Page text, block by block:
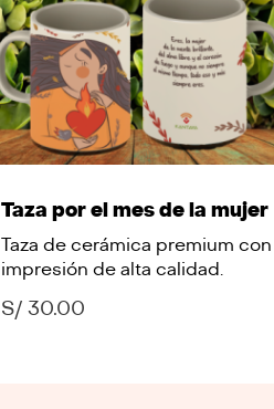
Taza por el mes de la mujer
Taza de cerámica premium con
impresión de alta calidad.
S/ 30.00